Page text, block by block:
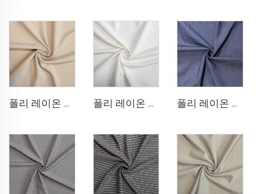
폴리 레이온 블레이저 원단 폴리 레이온 스트레치 드레스 원단 폴리 레이온 데님 같은 원단